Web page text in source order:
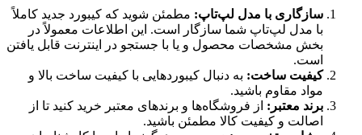
سازگاری با مدل لپ‌تاپ: مطمئن شوید که کیبورد جدید کاملاً
با مدل لپ‌تاپ شما سازگار است. این اطلاعات معمولاً در
بخش مشخصات محصول و یا با جستجو در اینترنت قابل یافتن
است.
کیفیت ساخت: به دنبال کیبوردهایی با کیفیت ساخت بالا و
مواد مقاوم باشید.
برند معتبر: از فروشگاه‌ها و برندهای معتبر خرید کنید تا از
اصالت و کیفیت کالا مطمئن باشید.